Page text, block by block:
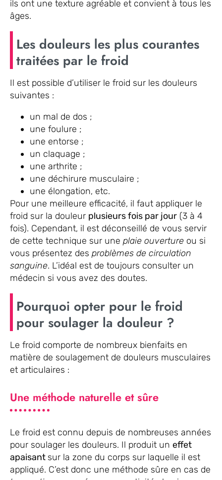
ils ont une texture agréable et convient à tous les
âges.
Les douleurs les plus courantes
traitées par le froid
Il est possible d’utiliser le froid sur les douleurs
suivantes :
un mal de dos ;
une foulure ;
une entorse ;
un claquage ;
une arthrite ;
une déchirure musculaire ;
une élongation, etc.
Pour une meilleure efficacité, il faut appliquer le
froid sur la douleur plusieurs fois par jour (3 à 4
fois). Cependant, il est déconseillé de vous servir
de cette technique sur une plaie ouverture ou si
vous présentez des problèmes de circulation
sanguine. L’idéal est de toujours consulter un
médecin si vous avez des doutes.
Pourquoi opter pour le froid
pour soulager la douleur ?
Le froid comporte de nombreux bienfaits en
matière de soulagement de douleurs musculaires
et articulaires :
Une méthode naturelle et sûre
Le froid est connu depuis de nombreuses années
pour soulager les douleurs. Il produit un effet
apaisant sur la zone du corps sur laquelle il est
appliqué. C’est donc une méthode sûre en cas de